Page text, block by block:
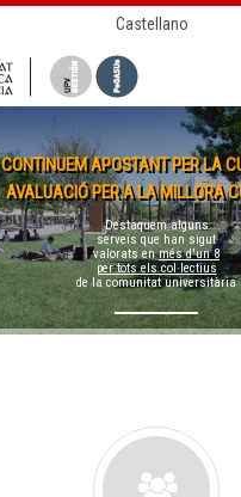
Castellano
CONTINUEM APOSTANT PER LA
AVALUACIÓ PER A LA MILLORA
Destaquem alguns
serveis que han sigut
valorats enmés d'un 8
per tots els col·lectius
de la comunitat universitària